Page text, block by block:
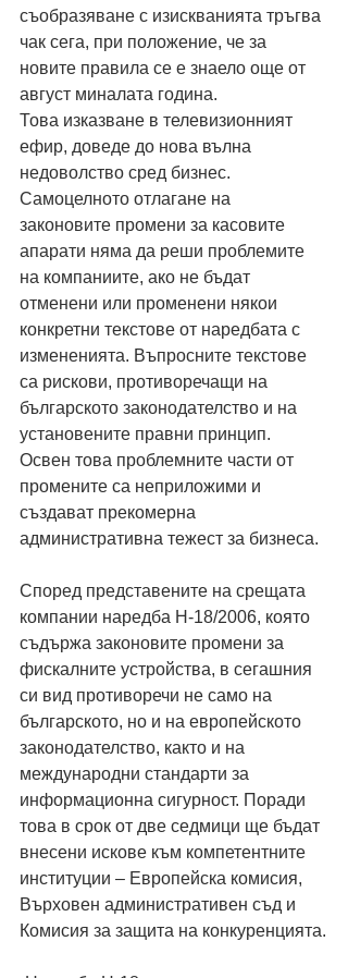
съобразяване с изискванията тръгва
чак сега, при положение, че за
новите правила се е знаело още от
август миналата година.
Това изказване в телевизионният
ефир, доведе до нова вълна
недоволство сред бизнес.
Самоцелното отлагане на
законовите промени за касовите
апарати няма да реши проблемите
на компаниите, ако не бъдат
отменени или променени някои
конкретни текстове от наредбата с
измененията. Въпросните текстове
са рискови, противоречащи на
българското законодателство и на
установените правни принцип.
Освен това проблемните части от
промените са неприложими и
създават прекомерна
административна тежест за бизнеса.
Според представените на срещата
компании наредба Н-18/2006, която
съдържа законовите промени за
фискалните устройства, в сегашния
си вид противоречи не само на
българското, но и на европейското
законодателство, както и на
международни стандарти за
информационна сигурност. Поради
това в срок от две седмици ще бъдат
внесени искове към компетентните
институции – Европейска комисия,
Върховен административен съд и
Комисия за защита на конкуренцията.